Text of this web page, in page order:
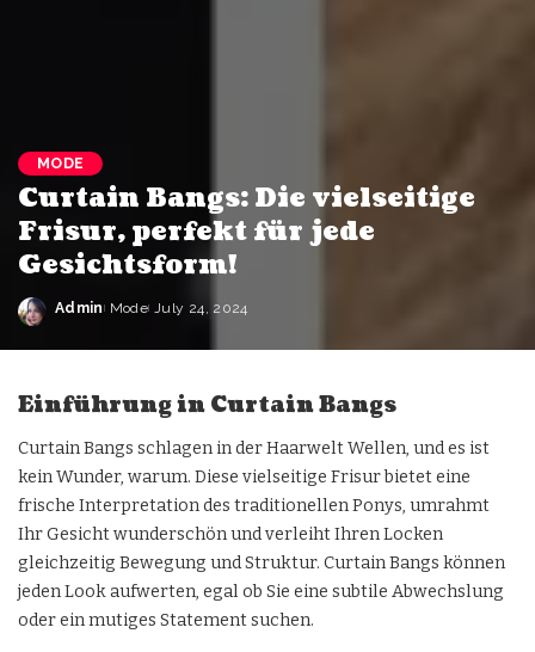
MODE
Curtain Bangs: Die vielseitige
Frisur, perfekt für jede
Gesichtsform!
Admin Mode July 24, 2024
Einführung in Curtain Bangs
Curtain Bangs schlagen in der Haarwelt Wellen, und es ist
kein Wunder, warum. Diese vielseitige Frisur bietet eine
frische Interpretation des traditionellen Ponys, umrahmt
Ihr Gesicht wunderschön und verleiht Ihren Locken
gleichzeitig Bewegung und Struktur. Curtain Bangs können
jeden Look aufwerten, egal ob Sie eine subtile Abwechslung
oder ein mutiges Statement suchen.